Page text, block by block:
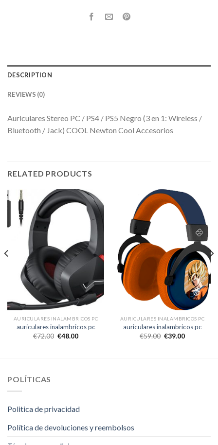
DESCRIPTION
REVIEWS (0)
Auriculares Stereo PC / PS4 / PS5 Negro (3 en 1: Wireless /
Bluetooth / Jack) COOL Newton Cool Accesorios
RELATED PRODUCTS
AURICULARES INALAMBRICOS PC
auriculares inalambricos pc
€72.00 €48.00
AURICULARES INALAMBRICOS PC
auriculares inalambricos pc
€59.00 €39.00
POLÍTICAS
Politica de privacidad
Política de devoluciones y reembolsos